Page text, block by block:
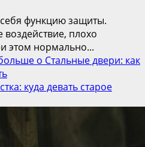
функцию защиты.
плохо
этом нормально...
о Стальные двери: как
куда девать старое